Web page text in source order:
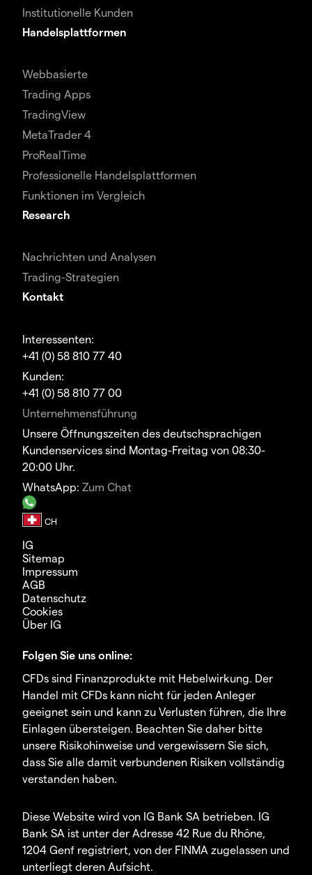
Institutionelle Kunden
Handelsplattformen
Webbasierte
Trading Apps
TradingView
MetaTrader 4
ProRealTime
Professionelle Handelsplattformen
Funktionen im Vergleich
Research
Nachrichten und Analysen
Trading-Strategien
Kontakt
Interessenten:
+41 (0) 58 810 77 40
Kunden:
+41 (0) 58 810 77 00
Unternehmensführung
Unsere Öffnungszeiten des deutschsprachigen
Kundenservices sind Montag-Freitag von 08:30-
20:00 Uhr.
WhatsApp: Zum Chat
IG
Sitemap
Impressum
AGB
Datenschutz
Cookies
Über IG
Folgen Sie uns online:
CFDs sind Finanzprodukte mit Hebelwirkung. Der
Handel mit CFDs kann nicht für jeden Anleger
geeignet sein und kann zu Verlusten führen, die Ihre
Einlagen übersteigen. Beachten Sie daher bitte
unsere Risikohinweise und vergewissern Sie sich,
dass Sie alle damit verbundenen Risiken vollständig
verstanden haben.
Diese Website wird von IG Bank SA betrieben. IG
Bank SA ist unter der Adresse 42 Rue du Rhône,
1204 Genf registriert, von der FINMA zugelassen und
unterliegt deren Aufsicht.